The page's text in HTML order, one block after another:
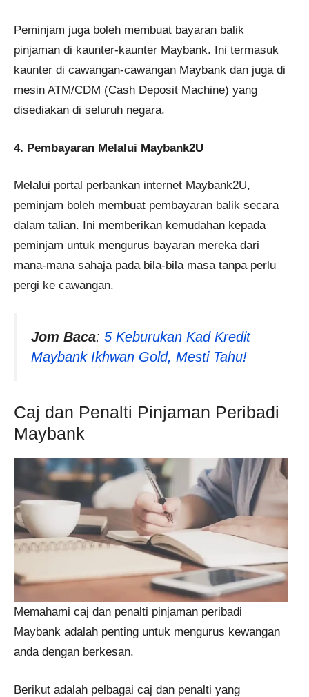
Peminjam juga boleh membuat bayaran balik
pinjaman di kaunter-kaunter Maybank. Ini termasuk
kaunter di cawangan-cawangan Maybank dan juga di
mesin ATM/CDM (Cash Deposit Machine) yang
disediakan di seluruh negara.
4. Pembayaran Melalui Maybank2U
Melalui portal perbankan internet Maybank2U,
peminjam boleh membuat pembayaran balik secara
dalam talian. Ini memberikan kemudahan kepada
peminjam untuk mengurus bayaran mereka dari
mana-mana sahaja pada bila-bila masa tanpa perlu
pergi ke cawangan.
Jom Baca: 5 Keburukan Kad Kredit
Maybank Ikhwan Gold, Mesti Tahu!
Caj dan Penalti Pinjaman Peribadi
Maybank
Memahami caj dan penalti pinjaman peribadi
Maybank adalah penting untuk mengurus kewangan
anda dengan berkesan.
Berikut adalah pelbagai caj dan penalti yang